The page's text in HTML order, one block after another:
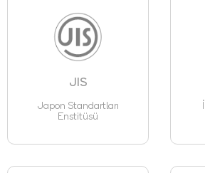
JIS
Japon Standartları
Enstitüsü